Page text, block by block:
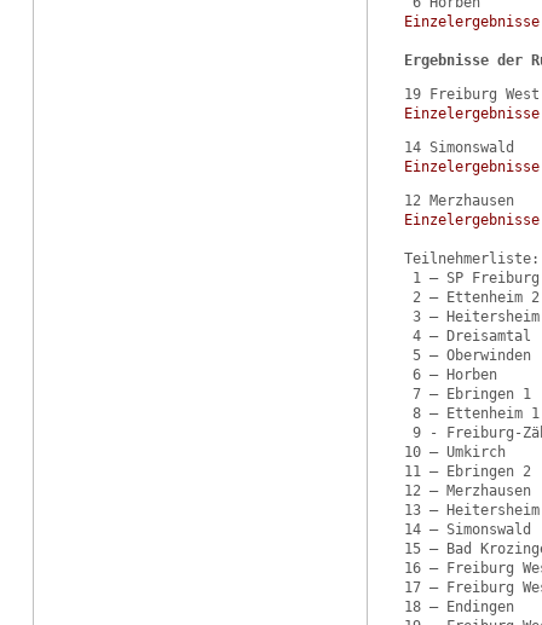
Einzelergebnisse
Ergebnisse der
Einzelergebnisse
Einzelergebnisse
Einzelergebnisse
Teilnehmerliste:
1 – SP Freiburg
2 – Ettenheim 2
3 –
4 – Dreisamtal
5 – Oberwinden
6 – Horben
7 – Ebringen 1
8 – Ettenheim 1
9 - Freiburg-
10 – Umkirch
11 – Ebringen 2
12 – Merzhausen
13 –
14 – Simonswald
15 – Bad
16 – Freiburg
17 – Freiburg
18 – Endingen